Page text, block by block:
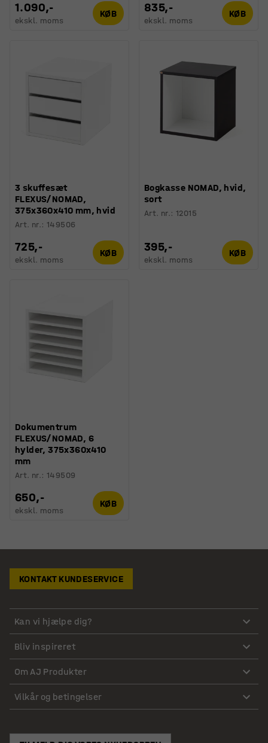
1.090,-
ekskl. moms
KØB 835,-
ekskl. moms
KØB
3 skuffesæt
FLEXUS/NOMAD,
375x360x410 mm, hvid
Art. nr.:149506
725,-
ekskl. moms
KØB
Bogkasse NOMAD, hvid,
sort
Art. nr.:12015
395,-
ekskl. moms
KØB
Dokumentrum
FLEXUS/NOMAD, 6
hylder, 375x360x410
mm
Art. nr.:149509
650,-
ekskl. moms
KØB
KONTAKT KUNDESERVICE
Kan vi hjælpe dig?
Bliv inspireret
Om AJ Produkter
Vilkår og betingelser